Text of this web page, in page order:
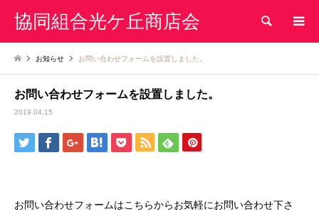
協同組合光ケ丘商店会 検索
お知らせ お問い合わせフォームを設置しました。
お問い合わせフォームを設置しました。
2019.04.15
お問い合わせフォームはこちらからお気軽にお問い合わせ下さ